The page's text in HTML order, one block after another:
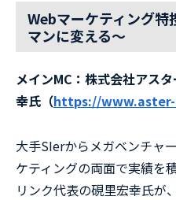
Webマーケティング特
マンに変える〜
メインMC：株式会社アス
幸氏（https://
大手SIerからメガベンチャ
ケティングの両面で実績を
リンク代表の硯里宏幸氏が